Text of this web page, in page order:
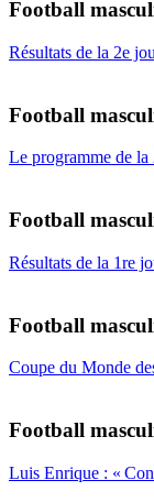
Football
Résultats de la 2e
Football
Le programme de
Football
Résultats de la 1re
Football
Coupe du Monde
Football
Luis Enrique : «